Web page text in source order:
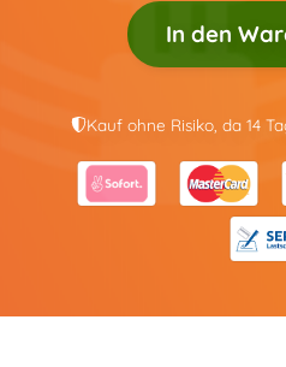
In den
Kauf ohne Risiko, da 14